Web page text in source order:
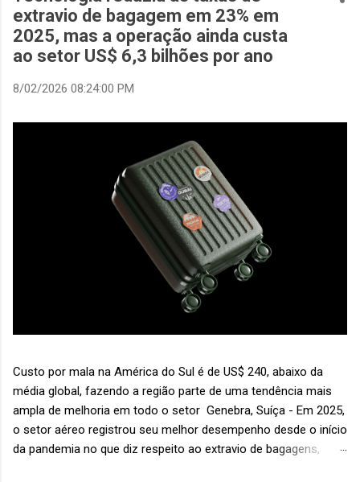
extravio de bagagem em 23% em
2025, mas a operação ainda custa
ao setor US$ 6,3 bilhões por ano
8/02/2026 08:24:00 PM
Custo por mala na América do Sul é de US$ 240, abaixo da
média global, fazendo a região parte de uma tendência mais
ampla de melhoria em todo o setor Genebra, Suíça - Em 2025,
o setor aéreo registrou seu melhor desempenho desde o início
da pandemia no que diz respeito ao extravio de bagagens,